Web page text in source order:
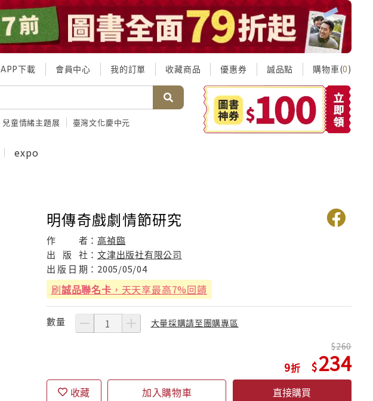
APP下載 會員中心 我的訂單 收藏商品 優惠券 誠品點 購物車(0)
兒童情緒主題展 臺灣文化慶中元
expo
明傳奇戲劇情節研究
作 者：高禎臨
出
版 社：文津出版社有限公司
出 版 日 期： 2005/05/04
刷誠品聯名卡 ，天天享最高7%回饋
數量 大量採購請至團購專區
9
260
234
收藏 加入購物車 直接購買